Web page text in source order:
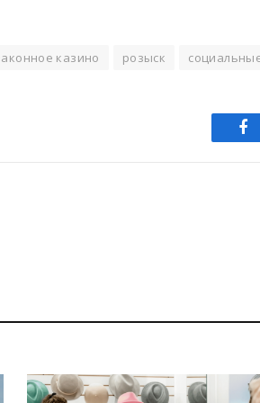
казино розыск